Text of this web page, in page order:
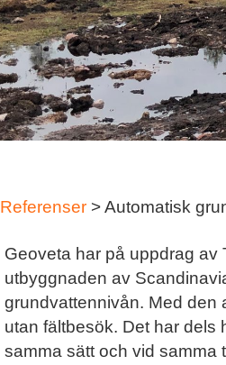
Referenser >Automatisk
Geoveta har på uppdrag
utbyggnaden av
grundvattennivån. Med den
utan fältbesök. Det har dels
samma sätt och vid samma